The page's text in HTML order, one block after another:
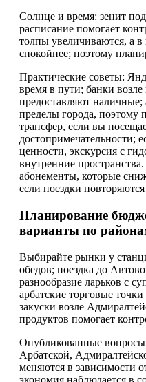
Солнце и время: зенит
расписание помогает
толпы увеличиваются, а
спокойнее; поэтому
Практические советы:
время в пути; банки
предоставляют наличные;
пределы города, поэтому
трансфер, если вы
достопримечательности;
ценности, экскурсия с
внутренние
абонементы, которые
если поездки
Планирование
варианты по
Выбирайте рынки у
обедов; поездка до
разнообразие ларьков с
арбатские торговые
закуски возле
продуктов помогает
Опубликованные
Арбатской,
меняются в зависимости
экономия наблюдается в